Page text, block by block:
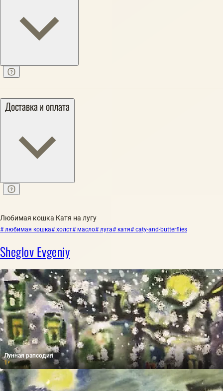
Доставка и оплата
Любимая кошка Катя на лугу
# любимая кошка# холст# масло# луга# катя# caty-and-butterflies
Sheglov Evgeniy
Лунная рапсодия
1₽